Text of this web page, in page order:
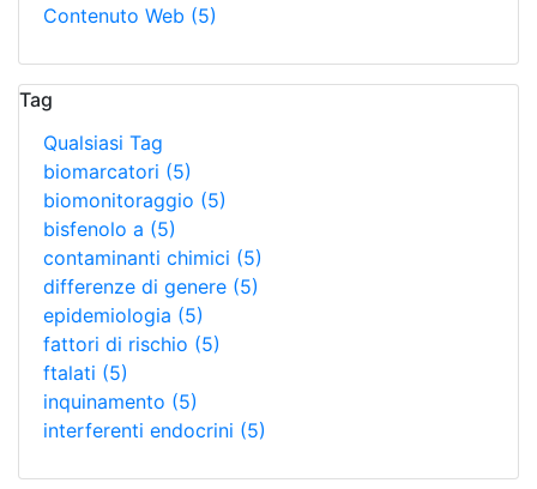
Contenuto Web (5)
Tag
Qualsiasi Tag
biomarcatori (5)
biomonitoraggio (5)
bisfenolo a (5)
contaminanti chimici (5)
differenze di genere (5)
epidemiologia (5)
fattori di rischio (5)
ftalati (5)
inquinamento (5)
interferenti endocrini (5)